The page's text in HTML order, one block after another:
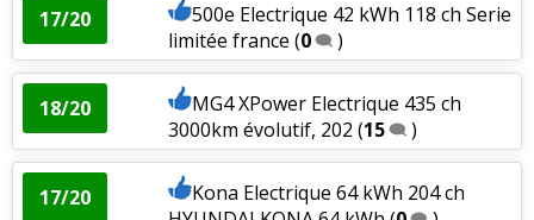
17/20
500e Electrique 42 kWh 118 ch Serie
limitée france (0 )
18/20
MG4 XPower Electrique 435 ch
3000km évolutif, 202 (15 )
17/20
Kona Electrique 64 kWh 204 ch